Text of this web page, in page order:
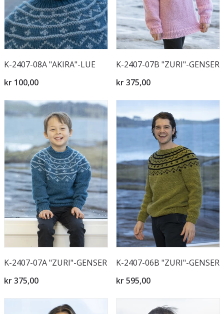
K-2407-08A "AKIRA"-LUE
kr 100,00
K-2407-07B "ZURI"-GENSER
kr 375,00
K-2407-07A "ZURI"-GENSER
kr 375,00
K-2407-06B "ZURI"-GENSER
kr 595,00